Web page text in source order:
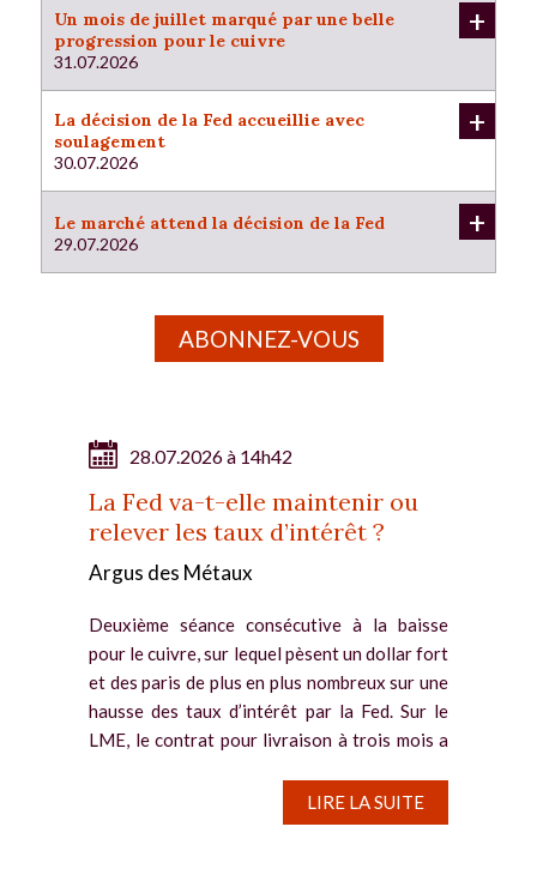
Un mois de juillet marqué par une belle
progression pour le cuivre
31.07.2026
+
La décision de la Fed accueillie avec
soulagement
30.07.2026
+
Le marché attend la décision de la Fed
29.07.2026
+
ABONNEZ-VOUS
28.07.2026 à 14h42
La Fed va-t-elle maintenir ou
relever les taux d’intérêt ?
Argus des Métaux
Deuxième séance consécutive à la baisse
pour le cuivre, sur lequel pèsent un dollar fort
et des paris de plus en plus nombreux sur une
hausse des taux d’intérêt par la Fed. Sur le
LME, le contrat pour livraison à trois mois a
LIRE LA SUITE